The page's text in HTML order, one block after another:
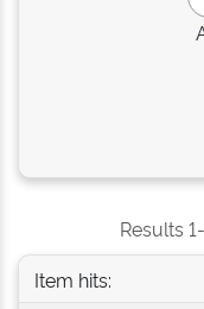
Results
Item hits: